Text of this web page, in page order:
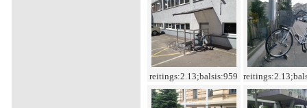
reitings:2.13;balsis:959